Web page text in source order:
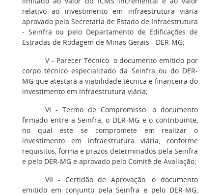
relativo ao investimento em infraestrutura viária
aprovado pela Secretaria de Estado de Infraestrutura
- Seinfra ou pelo Departamento de Edificações de
Estradas de Rodagem de Minas Gerais - DER-MG;
V - Parecer Técnico: o documento emitido por
corpo técnico especializado da Seinfra ou do DER-
MG que atestará a viabilidade técnica e financeira do
investimento em infraestrutura viária;
VI - Termo de Compromisso: o documento
firmado entre a Seinfra, o DER-MG e o contribuinte,
no qual este se compromete em realizar o
investimento em infraestrutura viária, conforme
requisitos, forma e prazos determinados pela Seinfra
e pelo DER-MG e aprovado pelo Comitê de Avaliação;
VII - Certidão de Aprovação: o documento
emitido em conjunto pela Seinfra e pelo DER-MG,